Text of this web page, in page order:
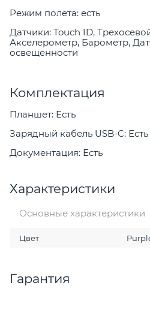
Режим полета: есть
Датчики: Touch ID,
Акселерометр, Барометр,
освещенности
Комплектация
Планшет: Есть
Зарядный кабель USB-C: Есть
Документация: Есть
Характеристики
Основные характеристики
Цвет
Гарантия